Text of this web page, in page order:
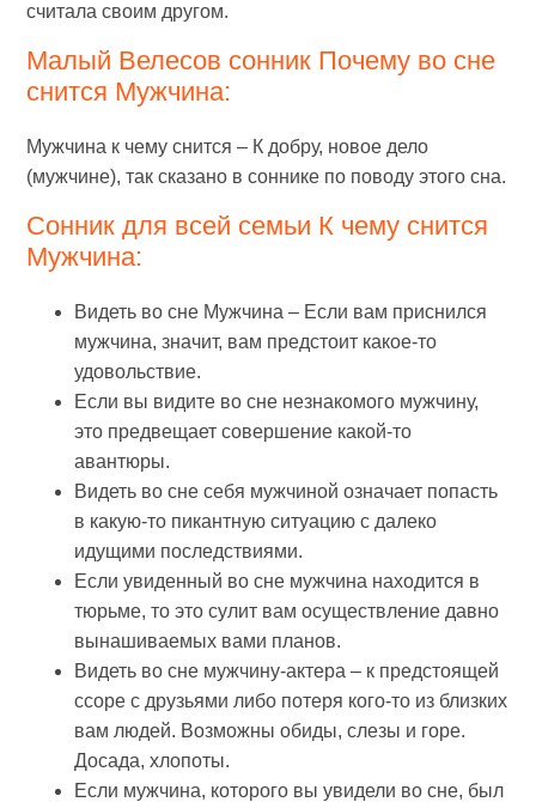
считала своим другом.
Малый Велесов сонник Почему во сне
снится Мужчина:
Мужчина к чему снится – К добру, новое дело
(мужчине), так сказано в соннике по поводу этого сна.
Сонник для всей семьи К чему снится
Мужчина:
Видеть во сне Мужчина – Если вам приснился
мужчина, значит, вам предстоит какое-то
удовольствие.
Если вы видите во сне незнакомого мужчину,
это предвещает совершение какой-то
авантюры.
Видеть во сне себя мужчиной означает попасть
в какую-то пикантную ситуацию с далеко
идущими последствиями.
Если увиденный во сне мужчина находится в
тюрьме, то это сулит вам осуществление давно
вынашиваемых вами планов.
Видеть во сне мужчину-актера – к предстоящей
ссоре с друзьями либо потеря кого-то из близких
вам людей. Возможны обиды, слезы и горе.
Досада, хлопоты.
Если мужчина, которого вы увидели во сне, был